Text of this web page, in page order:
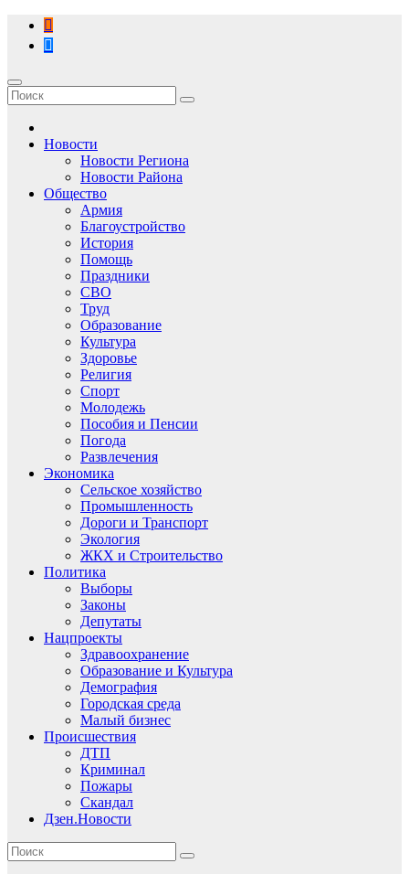
Перейти
содержимому
Новости
Новости Региона
Новости Района
Общество
Армия
Благоустройство
История
Помощь
Праздники
СВО
Труд
Образование
Культура
Здоровье
Религия
Спорт
Молодежь
Пособия и Пенсии
Погода
Развлечения
Экономика
Сельское хозяйство
Промышленность
Дороги и Транспорт
Экология
ЖКХ и Строительство
Политика
Выборы
Законы
Депутаты
Нацпроекты
Здравоохранение
Образование и Культура
Демография
Городская среда
Малый бизнес
Происшествия
ДТП
Криминал
Пожары
Скандал
Дзен.Новости